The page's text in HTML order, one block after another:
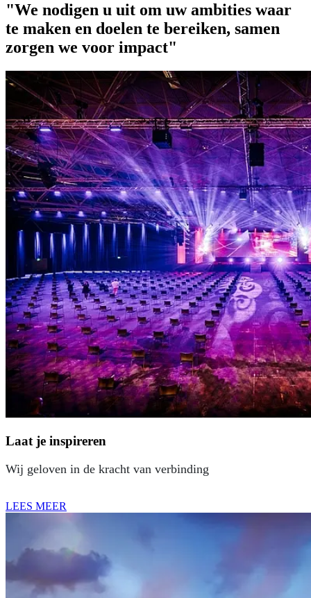
"We nodigen u uit om uw ambities waar
te maken en doelen te bereiken, samen
zorgen we voor impact"
Laat je inspireren
Wij geloven in de kracht van verbinding
LEES MEER